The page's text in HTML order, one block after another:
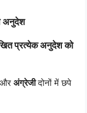
अनुदेश
प्रत्येक अनुदेश को
अंग्रेजीदोनों में छपे